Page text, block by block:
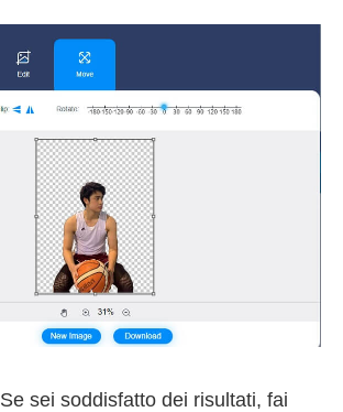
Se sei soddisfatto dei risultati, fai